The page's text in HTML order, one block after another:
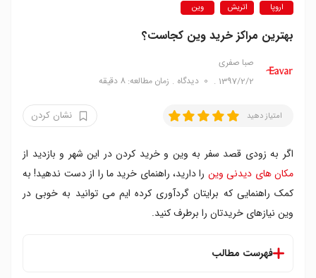
اروپا اتریش وین
بهترین مراکز خرید وین کجاست؟
صبا صفری
1397/2/2
0 دیدگاه زمان مطالعه: 8 دقیقه
امتیاز دهید نشان کردن
اگر به زودی قصد سفر به وین و خرید کردن در این شهر و بازدید از
مکان های دیدنی وین را دارید، راهنمای خرید ما را از دست ندهید! به
کمک راهنمایی که برایتان گردآوری کرده ایم می توانید به خوبی در
وین نیازهای خریدتان را برطرف کنید.
فهرست مطالب